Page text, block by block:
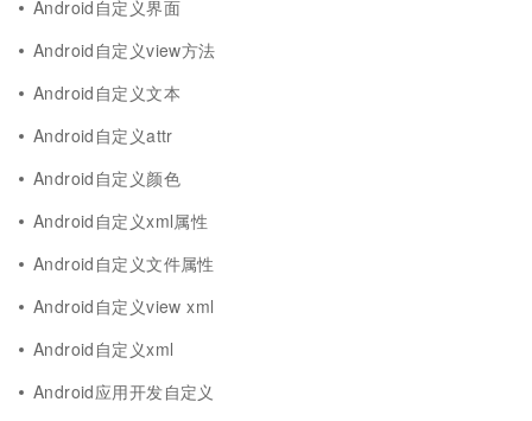
Android自定义界面
Android自定义view方法
Android自定义文本
Android自定义attr
Android自定义颜色
Android自定义xml属性
Android自定义文件属性
Android自定义view xml
Android自定义xml
Android应用开发自定义